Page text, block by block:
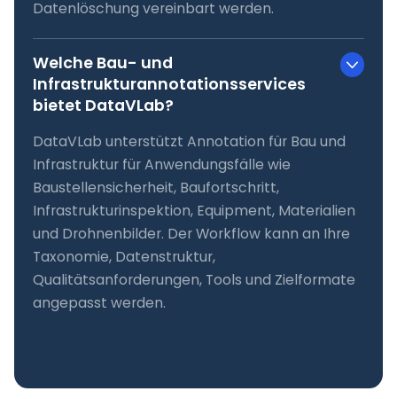
Datenlöschung vereinbart werden.
Welche Bau- und
Infrastrukturannotationsservices
bietet DataVLab?
DataVLab unterstützt Annotation für Bau und
Infrastruktur für Anwendungsfälle wie
Baustellensicherheit, Baufortschritt,
Infrastrukturinspektion, Equipment, Materialien
und Drohnenbilder. Der Workflow kann an Ihre
Taxonomie, Datenstruktur,
Qualitätsanforderungen, Tools und Zielformate
angepasst werden.